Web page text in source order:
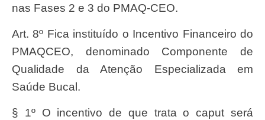
nas Fases 2 e 3 do PMAQ-CEO.
Art. 8º Fica instituído o Incentivo Financeiro do
PMAQCEO, denominado Componente de
Qualidade da Atenção Especializada em
Saúde Bucal.
§ 1º O incentivo de que trata o caput será